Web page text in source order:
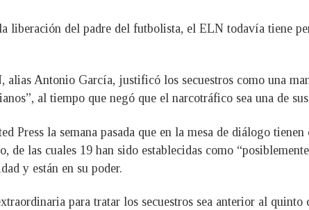
liberación del padre del futbolista, el ELN todavía tiene
Antonio García, justificó los secuestros como una
al tiempo que negó que el narcotráfico sea una de
Press la semana pasada que en la mesa de diálogo
de las cuales 19 han sido establecidas como
y están en su poder.
para tratar los secuestros sea anterior al